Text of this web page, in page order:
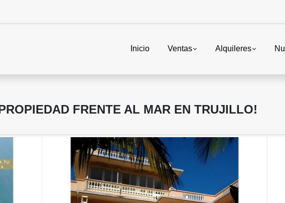
Inicio Ventas Alquileres
FRENTE AL MAR EN TRUJILLO!